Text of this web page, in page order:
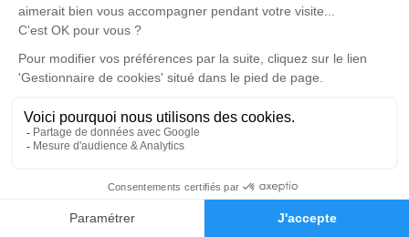
Faire-part Hommages
Cérémonie religieuse
Église Sainte-Anne de Septèmes-les-Vallons
Place Didier Tramoni
Je rends hommage